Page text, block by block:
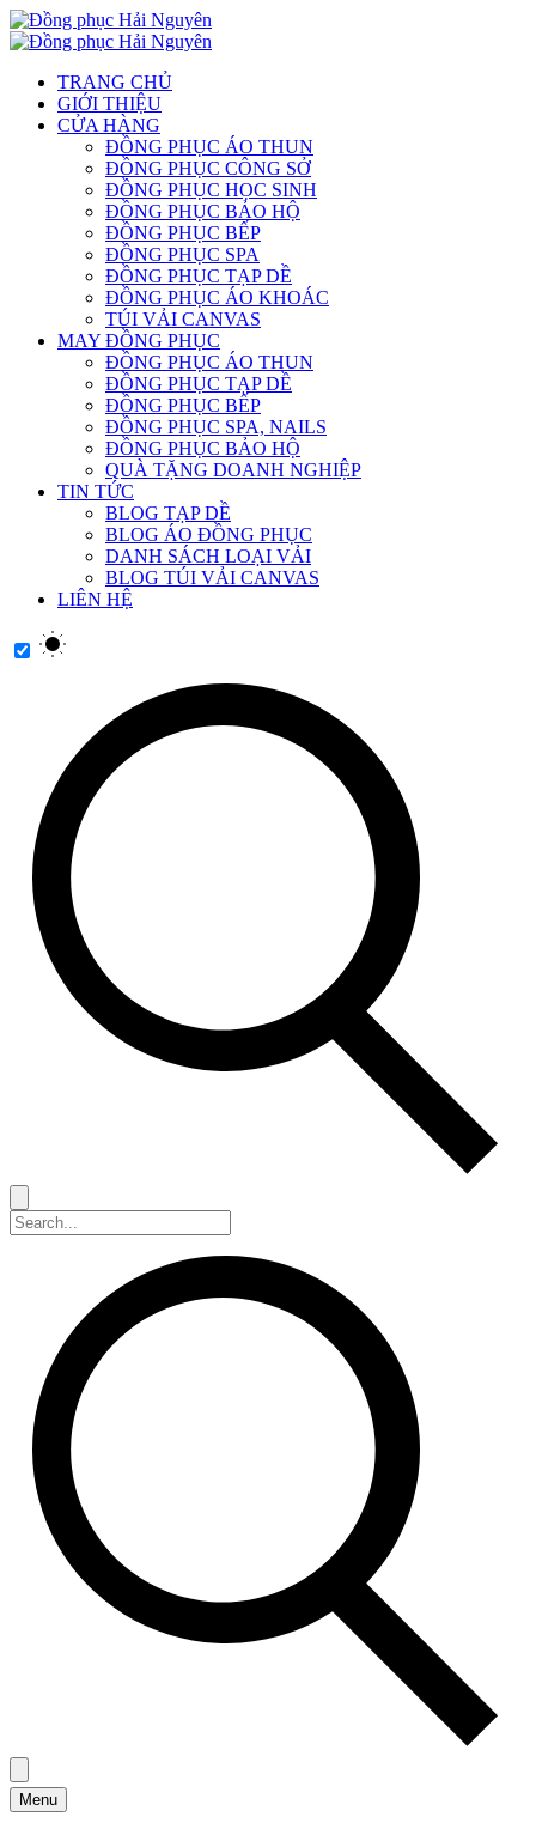
TRANG CHỦ
GIỚI THIỆU
CỬA HÀNG
ĐỒNG PHỤC ÁO THUN
ĐỒNG PHỤC CÔNG SỞ
ĐỒNG PHỤC HỌC SINH
ĐỒNG PHỤC BẢO HỘ
ĐỒNG PHỤC BẾP
ĐỒNG PHỤC SPA
ĐỒNG PHỤC TẠP DỀ
ĐỒNG PHỤC ÁO KHOÁC
TÚI VẢI CANVAS
MAY ĐỒNG PHỤC
ĐỒNG PHỤC ÁO THUN
ĐỒNG PHỤC TẠP DỀ
ĐỒNG PHỤC BẾP
ĐỒNG PHỤC SPA, NAILS
ĐỒNG PHỤC BẢO HỘ
QUÀ TẶNG DOANH NGHIỆP
TIN TỨC
BLOG TẠP DỀ
BLOG ÁO ĐỒNG PHỤC
DANH SÁCH LOẠI VẢI
BLOG TÚI VẢI CANVAS
LIÊN HỆ
Menu